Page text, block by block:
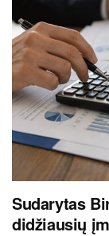
Sudarytas
didžiausių